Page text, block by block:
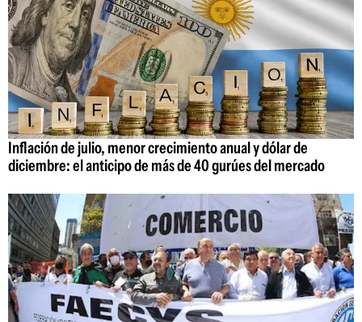
Inflación de julio, menor crecimiento anual y dólar de
diciembre: el anticipo de más de 40 gurúes del mercado